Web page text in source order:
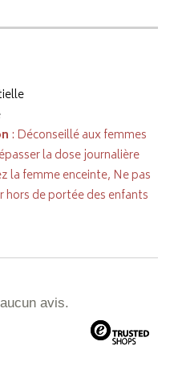
: Déconseillé aux femmes
la dose journalière
la femme enceinte, Ne pas
hors de portée des enfants
avis.